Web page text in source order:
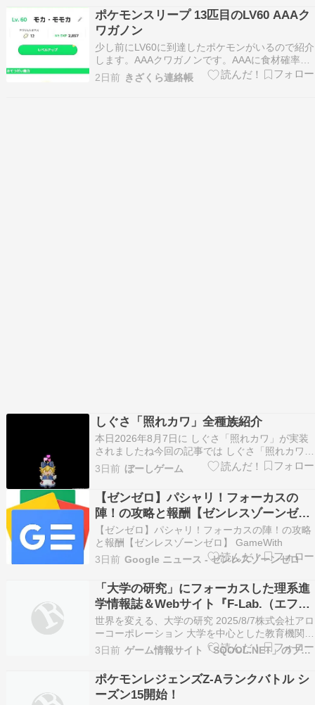
るので、新しいジェネラルでデッキを組んでいる
人も多いのではないでしょうか。今回はヒーロー
チー…
ポケモンスリープ 13匹目のLV60 AAAク
ワガノン
少し前にLV60に到達したポケモンがいるので紹介
します。AAAクワガノンです。AAAに食材確率ア
ップMって感じですが、最大所持数いっぱいであ
ふれることがないのが地味に優秀です。LV60解放
2日前 きざくら連絡帳
しぐさ「照れカワ」全種族紹介
本日2026年8月7日に しぐさ「照れカワ」が実装
されましたね今回の記事では しぐさ「照れカワ」
のモーションの一部を全ての種族（女性キャラの
み）で紹介します最期には動画もありますので 動
いている所を見たい方は動画をご覧下さい動画に
はスローモーション版も収録していますので 等倍
速で…
3日前 ぼーしゲーム
【ゼンゼロ】パシャリ！フォーカスの
陣！の攻略と報酬【ゼンレスゾーンゼ
ロ】 - GameWith
【ゼンゼロ】パシャリ！フォーカスの陣！の攻略
と報酬【ゼンレスゾーンゼロ】 GameWith
3日前 Google ニュース - ゼンレスゾーンゼロ
「大学の研究」にフォーカスした理系進
学情報誌＆Webサイト『F-Lab.（エフラ
ボ）』2027年版 リリース！
世界を変える、大学の研究 2025/8/7株式会社アロ
ーコーポレーション 大学を中心とした教育機関の
広告制作、高校教員・高校生・保護者等への進学
情報発信を行う株式会社アローコーポレーション
（本社：東京都千代田区神田小川町3-8 代表：井
上淳男）は、理系進学情報誌『F-Lab.（エ…
3日前 ゲーム情報サイト「SQOOL.NET」のブログコーナーです。
ポケモンレジェンズZ-Aランクバトル シ
ーズン15開始！